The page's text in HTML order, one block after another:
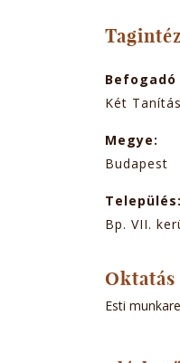
Két
Megye:
Budapest
Település:
Bp. VII.
Esti